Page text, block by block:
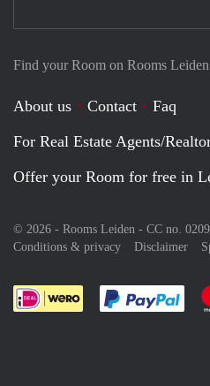
Find your Room on Rooms Leiden
About us Contact
Faq
For Real Estate Agents/
Offer your Room for free in
© 2026 - Rooms Leiden - CC no.
Conditions & privacy
Disclaimer